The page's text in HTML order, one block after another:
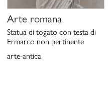
Arte romana
Statua di togato con testa di
Ermarco non pertinente
arte-antica